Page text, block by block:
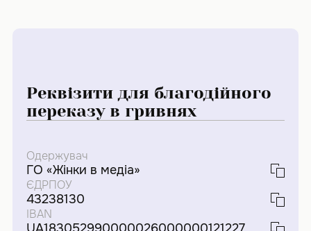
Реквізити для благодійного
переказу в гривнях
Одержувач
ГО «Жінки в медіа»
ЄДРПОУ
43238130
IBAN